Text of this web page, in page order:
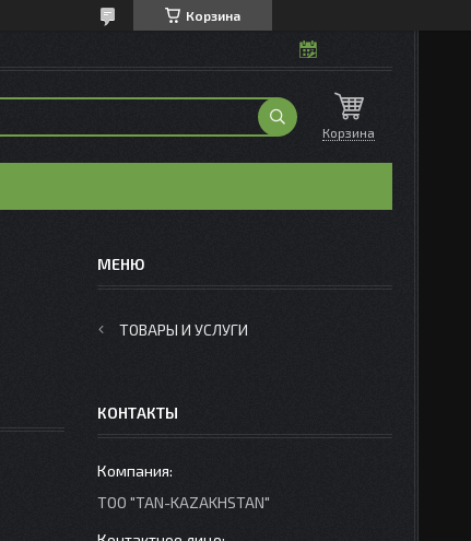
Корзина
Корзина
ТОВАРЫ И УСЛУГИ
КОНТАКТЫ
ТОО "TAN-KAZAKHSTAN"